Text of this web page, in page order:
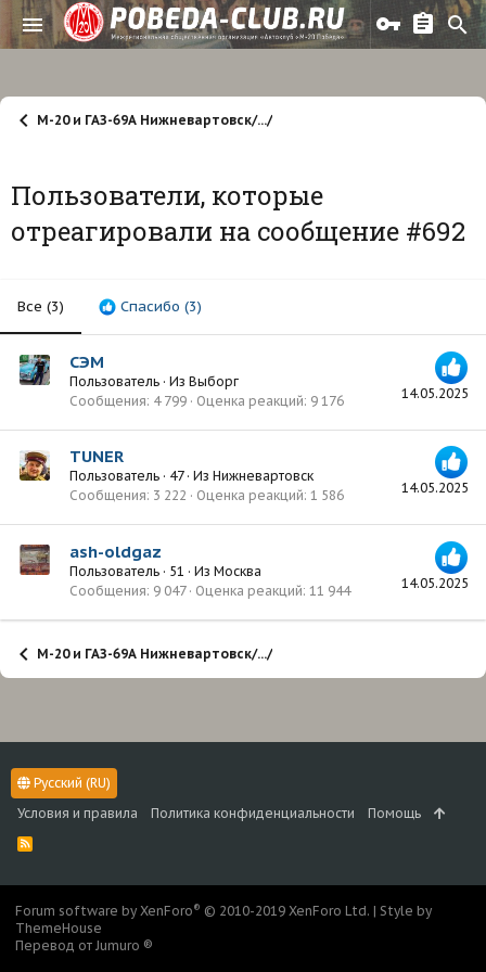
М-20 и ГАЗ-69А Нижневартовск/.../
Пользователи, которые
отреагировали на сообщение #692
Все (3) Спасибо (3)
14.05.2025
СЭМ
Пользователь · Из Выборг
Сообщения 4 799 Оценка реакций 9 176
14.05.2025
TUNER
Пользователь · 47 · Из Нижневартовск
Сообщения 3 222 Оценка реакций 1 586
14.05.2025
ash-oldgaz
Пользователь · 51 · Из Москва
Сообщения 9 047 Оценка реакций 11 944
М-20 и ГАЗ-69А Нижневартовск/.../
Русский (RU)
Условия и правила
Политика конфиденциальности Помощь
R
S
Forum software by XenForo® © 2010-2019 XenForo Ltd. | Style by
ThemeHouse
Перевод от Jumuro ®